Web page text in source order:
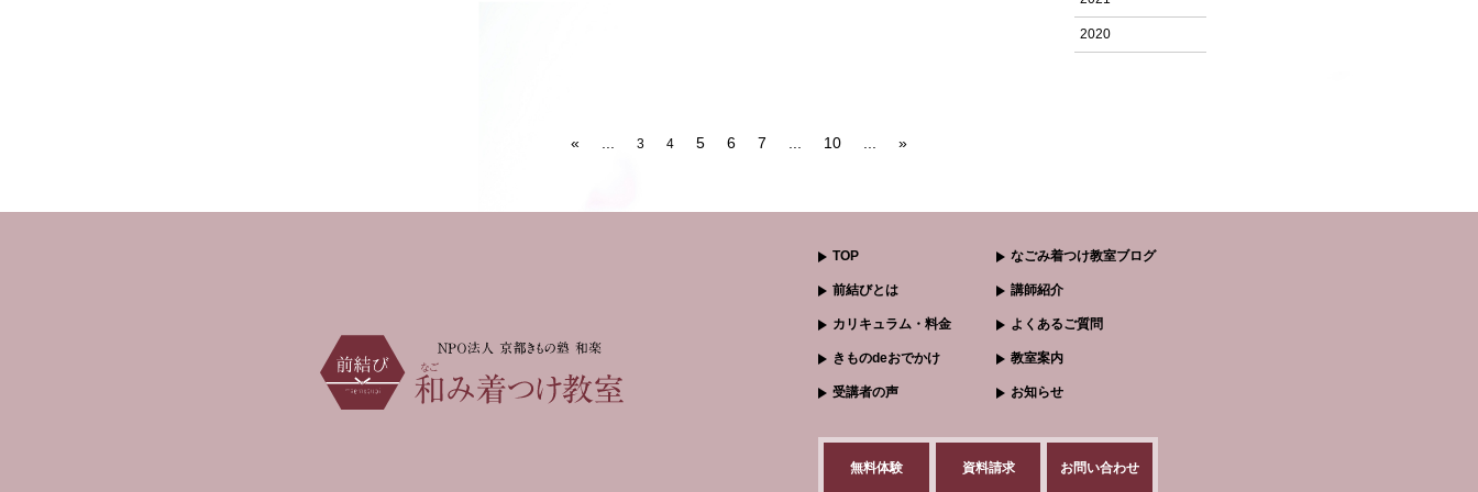
2020
« 3 4 5 6 7 10 »
TOP
前結びとは
カリキュラム・料金
きものdeおでかけ
受講者の声
なごみ着つけ教室ブログ
講師紹介
よくあるご質問
教室案内
お知らせ
無料体験 資料請求 お問い合わせ